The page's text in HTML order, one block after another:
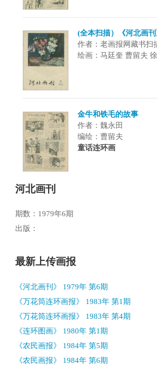
(全本扫描）《河北画刊
作者：老画报网藏书扫
绘画：马廷奎 曹留夫
金牛和铁毛的故事
作者：魏永田
编绘：曹留夫
童话连环画
河北画刊
期数：1979年6期
出版：
最新上传画报
《河北画刊》 1979年 第6期
《万花筒连环画报》 1983年 第1期
《万花筒连环画报》 1983年 第4期
《连环图画》 1980年 第1期
《农民画报》 1984年 第5期
《农民画报》 1984年 第6期